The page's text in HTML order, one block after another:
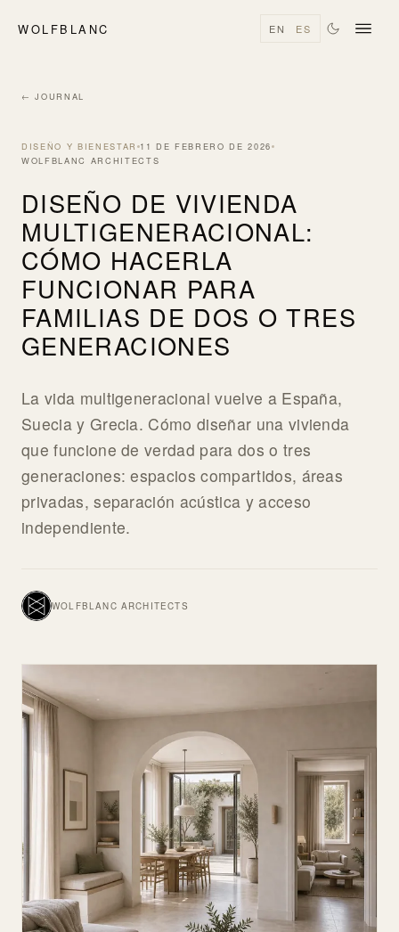
WOLFBLANC EN ES
← JOURNAL
DISEÑO Y BIENESTAR 11 DE FEBRERO DE 2026
WOLFBLANC ARCHITECTS
DISEÑO DE VIVIENDA
MULTIGENERACIONAL:
CÓMO HACERLA
FUNCIONAR PARA
FAMILIAS DE DOS O TRES
GENERACIONES
La vida multigeneracional vuelve a España,
Suecia y Grecia. Cómo diseñar una vivienda
que funcione de verdad para dos o tres
generaciones: espacios compartidos, áreas
privadas, separación acústica y acceso
independiente.
WOLFBLANC ARCHITECTS